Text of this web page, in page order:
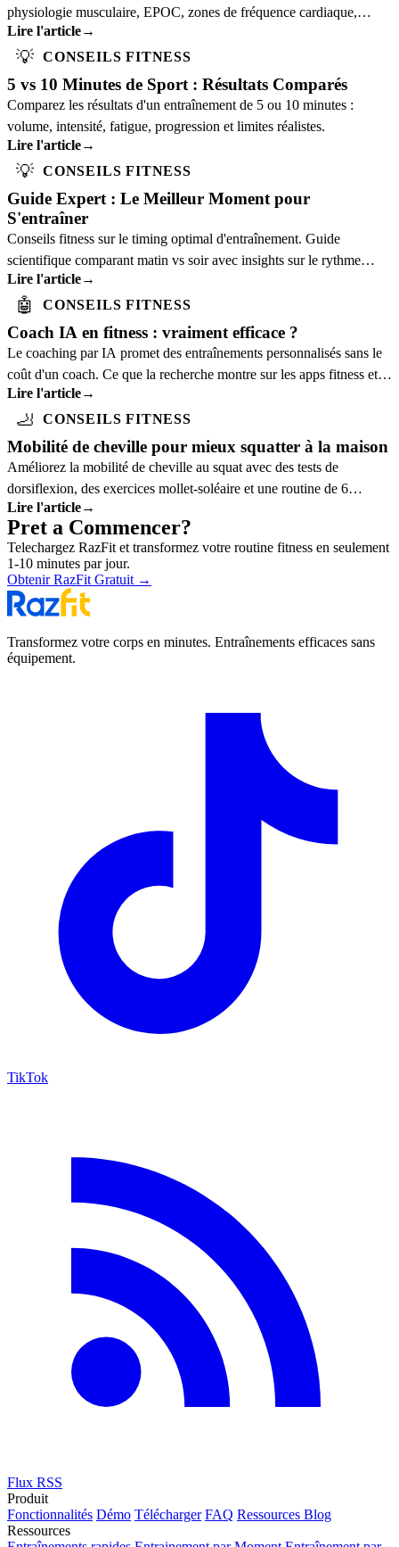
physiologie musculaire, EPOC, zones de fréquence cardiaque,
surcharge progressive et récupération.
Lire l'article→
💡 CONSEILS FITNESS
5 vs 10 Minutes de Sport : Résultats Comparés
Comparez les résultats d'un entraînement de 5 ou 10 minutes :
volume, intensité, fatigue, progression et limites réalistes.
Lire l'article→
💡 CONSEILS FITNESS
Guide Expert : Le Meilleur Moment pour
S'entraîner
Conseils fitness sur le timing optimal d'entraînement. Guide
scientifique comparant matin vs soir avec insights sur le rythme
circadien.
Lire l'article→
🤖 CONSEILS FITNESS
Coach IA en fitness : vraiment efficace ?
Le coaching par IA promet des entraînements personnalisés sans le
coût d'un coach. Ce que la recherche montre sur les apps fitness et à
qui elles profitent.
Lire l'article→
🦶 CONSEILS FITNESS
Mobilité de cheville pour mieux squatter à la maison
Améliorez la mobilité de cheville au squat avec des tests de
dorsiflexion, des exercices mollet-soléaire et une routine de 6
minutes.
Lire l'article→
Pret a Commencer?
Telechargez RazFit et transformez votre routine fitness en seulement
1-10 minutes par jour.
Obtenir RazFit Gratuit →
Transformez votre corps en minutes. Entraînements efficaces sans
équipement.
TikTok
Flux RSS
Produit
Fonctionnalités Démo Télécharger FAQ Ressources Blog
Ressources